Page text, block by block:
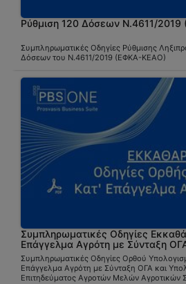
Ρύθμιση 120 Δόσεων Ν.4611/
Συμπληρωματικές Οδηγίες Ρύθμισης
Δόσεων του Ν.4611/2019 (ΕΦΚΑ-ΚΕΑΟ)
Συμπληρωματικές Οδηγίες
Επάγγελμα Αγρότη με Σύνταξη
Συμπληρωματικές Οδηγίες Ορθού
Επάγγελμα Αγρότη με Σύνταξη ΟΓΑ και
Επιτηδεύματος Αγροτών Μελών Αγροτικών